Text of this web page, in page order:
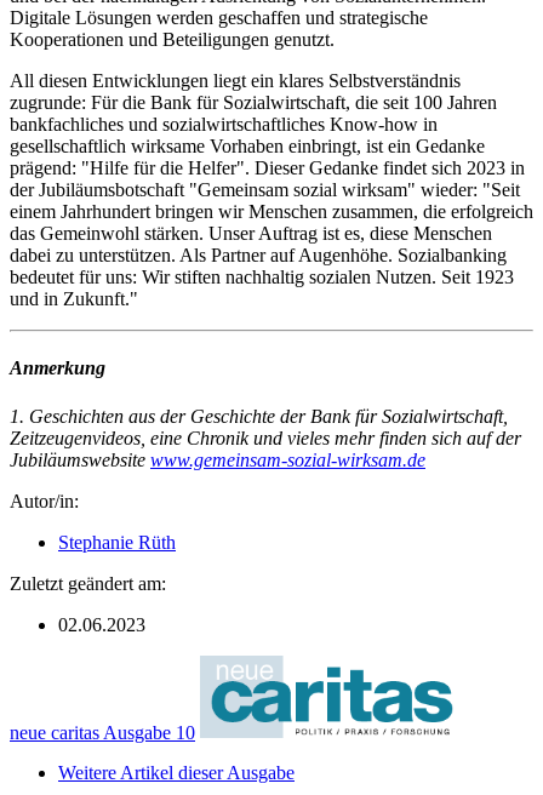
Digitale Lösungen werden geschaffen und strategische
Kooperationen und Beteiligungen genutzt.
All diesen Entwicklungen liegt ein klares Selbstverständnis
zugrunde: Für die Bank für Sozialwirtschaft, die seit 100 Jahren
bankfachliches und sozialwirtschaftliches Know-how in
gesellschaftlich wirksame Vorhaben einbringt, ist ein Gedanke
prägend: "Hilfe für die Helfer". Dieser Gedanke findet sich 2023 in
der Jubi­läumsbotschaft "Gemeinsam sozial wirksam" wieder: "Seit
einem Jahrhundert bringen wir Menschen zusammen, die erfolgreich
das Gemeinwohl stärken. Unser Auftrag ist es, diese Menschen
dabei zu unterstützen. Als Partner auf Augenhöhe. Sozialbanking
bedeutet für uns: Wir stiften nachhaltig sozialen Nutzen. Seit 1923
und in Zukunft."
Anmerkung
1. Geschichten aus der Geschichte der Bank für Sozialwirtschaft,
Zeitzeugenvideos, eine Chronik und vieles mehr finden sich auf der
Jubiläumswebsite www.gemeinsam-sozial-wirksam.de
Autor/in:
Stephanie Rüth
Zuletzt geändert am:
02.06.2023
neue caritas Ausgabe 10
Weitere Artikel dieser Ausgabe